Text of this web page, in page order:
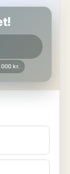
kr.